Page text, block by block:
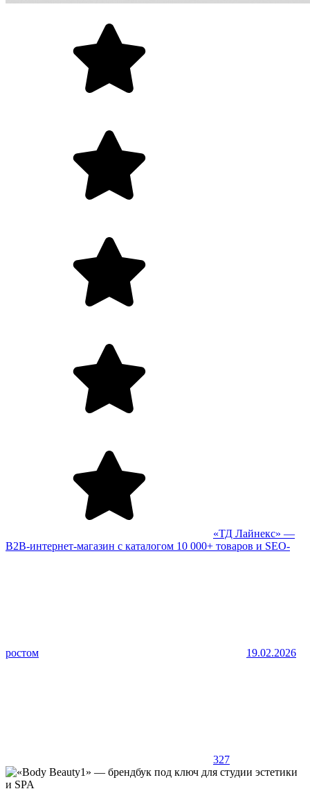
«ТД Лайнекс» —
B2B-интернет-магазин с каталогом 10 000+ товаров и SEO-
ростом 19.02.2026
327